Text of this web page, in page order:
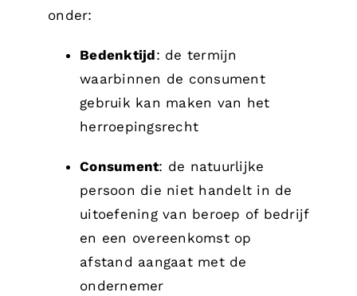
onder:
Bedenktijd: de termijn
waarbinnen de consument
gebruik kan maken van het
herroepingsrecht
Consument: de natuurlijke
persoon die niet handelt in de
uitoefening van beroep of bedrijf
en een overeenkomst op
afstand aangaat met de
ondernemer